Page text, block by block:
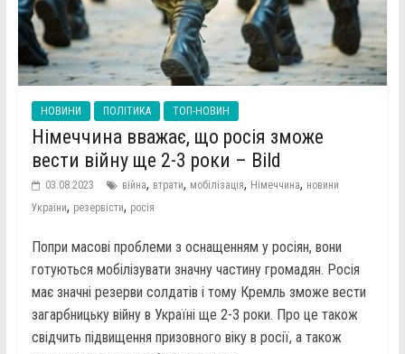
НОВИНИ ПОЛІТИКА ТОП-НОВИН
Німеччина вважає, що росія зможе
вести війну ще 2-3 роки – Bild
03.08.2023 війна, втрати, мобілізація, Німеччина, новини
України, резервісти, росія
Попри масові проблеми з оснащенням у росіян, вони
готуються мобілізувати значну частину громадян. Росія
має значні резерви солдатів і тому Кремль зможе вести
загарбницьку війну в Україні ще 2-3 роки. Про це також
свідчить підвищення призовного віку в росії, а також